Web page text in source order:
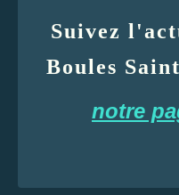
Suivez
Boules
notre